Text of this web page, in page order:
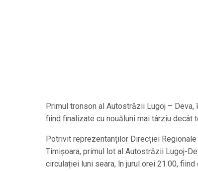
Primul tronson al Autostrăzii Lugoj –
fiind finalizate cu nouăluni mai târziu decât
Potrivit reprezentanților Direcției
Timișoara, primul lot al Autostrăzii Lugoj-
circulației luni seara, în jurul orei 21.00,